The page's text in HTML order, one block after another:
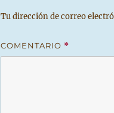
Tu dirección de correo
COMENTARIO *